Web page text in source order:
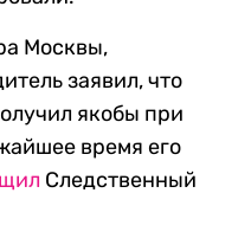
Москвы,
заявил, что
якобы при
время его
Следственный